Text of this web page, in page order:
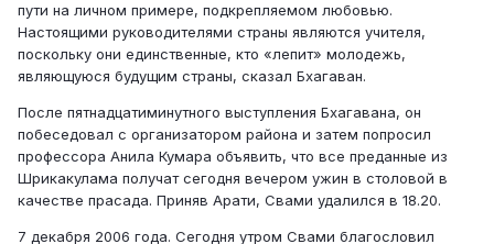
пути на личном примере, подкрепляемом любовью.
Настоящими руководителями страны являются учителя,
поскольку они единственные, кто «лепит» молодежь,
являющуюся будущим страны, сказал Бхагаван.
После пятнадцатиминутного выступления Бхагавана, он
побеседовал с организатором района и затем попросил
профессора Анила Кумара объявить, что все преданные из
Шрикакулама получат сегодня вечером ужин в столовой в
качестве прасада. Приняв Арати, Свами удалился в 18.20.
7 декабря 2006 года. Сегодня утром Свами благословил